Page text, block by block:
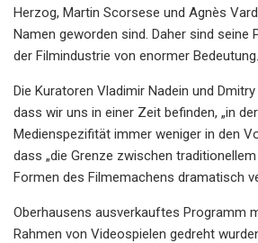
Herzog, Martin Scorsese und Agnès
Namen geworden sind. Daher sind seine
der Filmindustrie von enormer Bedeutung.
Die Kuratoren Vladimir Nadein und
dass wir uns in einer Zeit befinden, „in
Medienspezifität immer weniger in den
dass „die Grenze zwischen
Formen des Filmemachens dramatisch
Oberhausens ausverkauftes Programm
Rahmen von Videospielen gedreht